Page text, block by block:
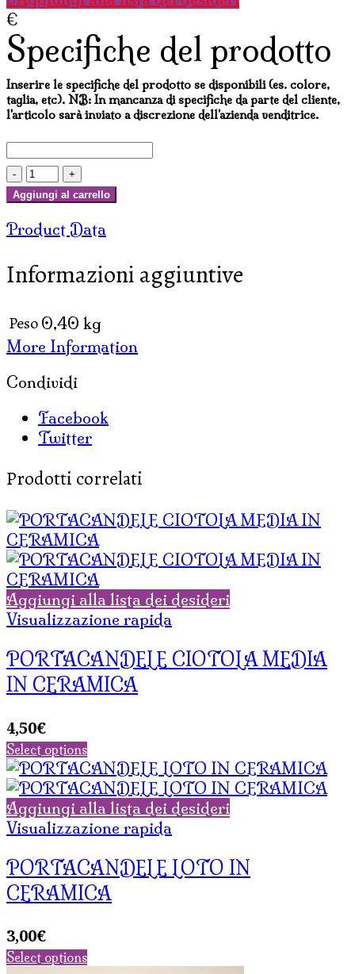
€
Specifiche del prodotto
Inserire le specifiche del prodotto se disponibili (es. colore,
taglia, etc). NB: In mancanza di specifiche da parte del cliente,
l'articolo sarà inviato a discrezione dell'azienda venditrice.
PORTACANDELE
FLOREALE
COPERCHIO
CERAMICA
quantità
Aggiungi al carrello
Product Data
Informazioni aggiuntive
Peso 0,40 kg
More Information
Condividi
Facebook
Twitter
Prodotti correlati
Aggiungi alla lista dei desideri
Visualizzazione rapida
PORTACANDELE CIOTOLA MEDIA
IN CERAMICA
4,50€
Select options
Aggiungi alla lista dei desideri
Visualizzazione rapida
PORTACANDELE LOTO IN
CERAMICA
3,00€
Select options